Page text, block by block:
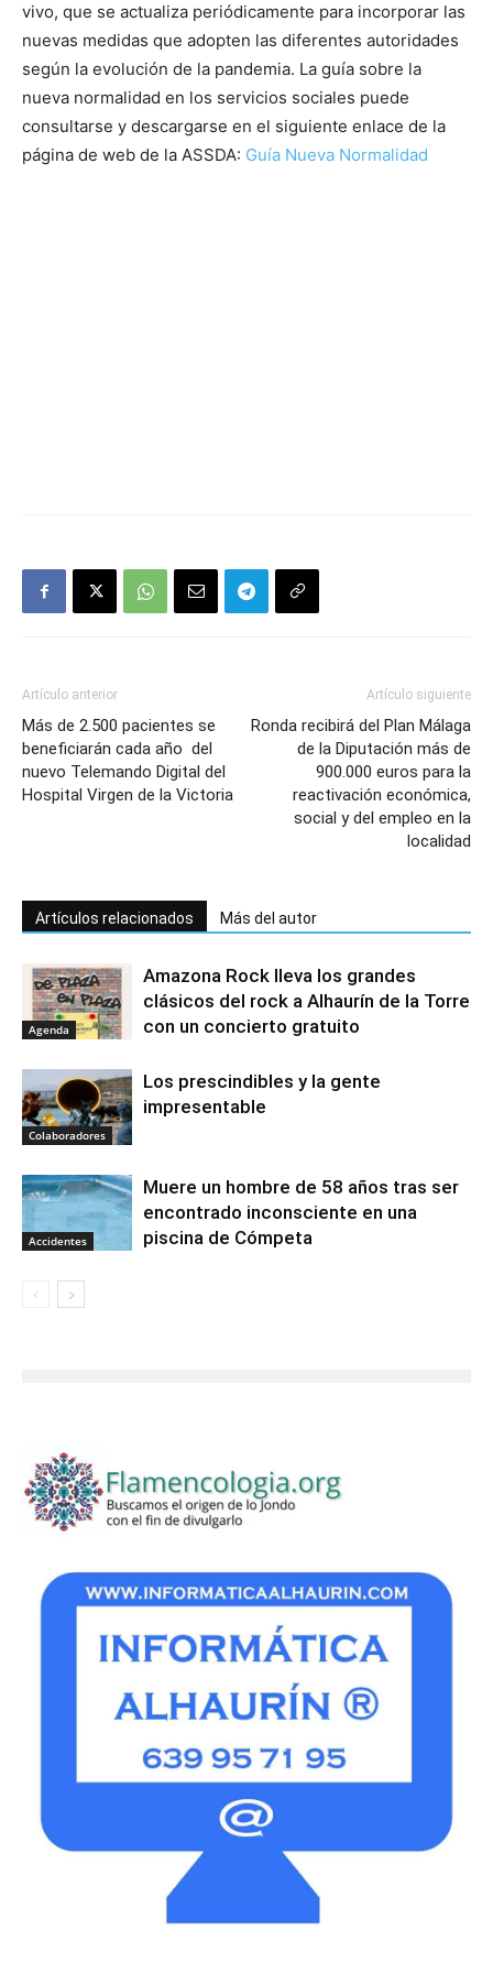
vivo, que se actualiza periódicamente para incorporar las
nuevas medidas que adopten las diferentes autoridades
según la evolución de la pandemia. La guía sobre la
nueva normalidad en los servicios sociales puede
consultarse y descargarse en el siguiente enlace de la
página de web de la ASSDA: Guía Nueva Normalidad
Artículo anterior
Más de 2.500 pacientes se
beneficiarán cada año del
nuevo Telemando Digital del
Hospital Virgen de la Victoria
Artículo siguiente
Ronda recibirá del Plan Málaga
de la Diputación más de
900.000 euros para la
reactivación económica,
social y del empleo en la
localidad
Artículos relacionados Más del autor
Agenda
Amazona Rock lleva los grandes
clásicos del rock a Alhaurín de la Torre
con un concierto gratuito
Colaboradores
Los prescindibles y la gente
impresentable
Accidentes
Muere un hombre de 58 años tras ser
encontrado inconsciente en una
piscina de Cómpeta